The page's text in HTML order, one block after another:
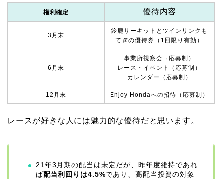
権利確定 優待内容
3月末
鈴鹿サーキットとツインリンクも
てぎの優待券（1回限り有効）
6月末
事業所視察会（応募制）
レース・イベント（応募制）
カレンダー（応募制）
12月末 Enjoy Hondaへの招待（応募制）
レースが好きな人には魅力的な優待だと思います。
21年3月期の配当は未定だが、昨年度維持であれ
ば配当利回りは4.5%であり、高配当投資の対象